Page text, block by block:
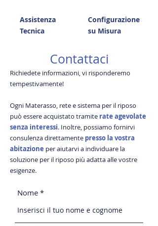
Assistenza
Tecnica
Configurazione
su Misura
Contattaci
Richiedete informazioni, vi risponderemo
tempestivamente!
Ogni Materasso, rete e sistema per il riposo
può essere acquistato tramite rate agevolate
senza interessi. Inoltre, possiamo fornirvi
consulenza direttamente presso la vostra
abitazione per aiutarvi a individuare la
soluzione per il riposo più adatta alle vostre
esigenze.
Nome